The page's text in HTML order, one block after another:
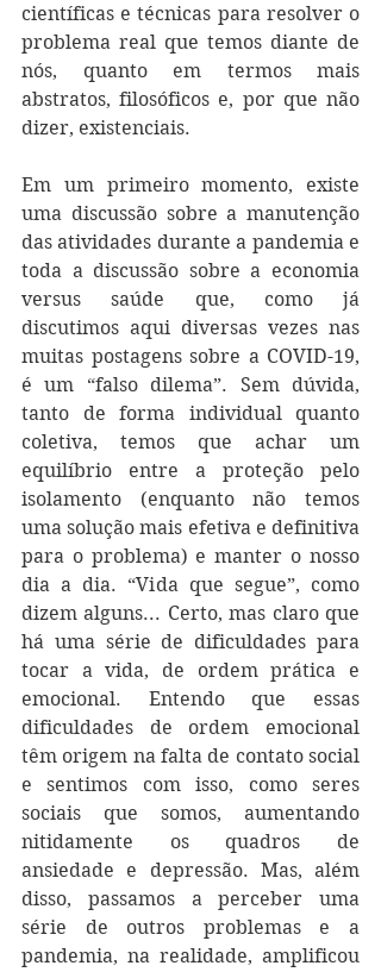
científicas e técnicas para resolver o
problema real que temos diante de
nós, quanto em termos mais
abstratos, filosóficos e, por que não
dizer, existenciais.
Em um primeiro momento, existe
uma discussão sobre a manutenção
das atividades durante a pandemia e
toda a discussão sobre a economia
versus saúde que, como já
discutimos aqui diversas vezes nas
muitas postagens sobre a COVID-19,
é um “falso dilema”. Sem dúvida,
tanto de forma individual quanto
coletiva, temos que achar um
equilíbrio entre a proteção pelo
isolamento (enquanto não temos
uma solução mais efetiva e definitiva
para o problema) e manter o nosso
dia a dia. “Vida que segue”, como
dizem alguns... Certo, mas claro que
há uma série de dificuldades para
tocar a vida, de ordem prática e
emocional. Entendo que essas
dificuldades de ordem emocional
têm origem na falta de contato social
e sentimos com isso, como seres
sociais que somos, aumentando
nitidamente os quadros de
ansiedade e depressão. Mas, além
disso, passamos a perceber uma
série de outros problemas e a